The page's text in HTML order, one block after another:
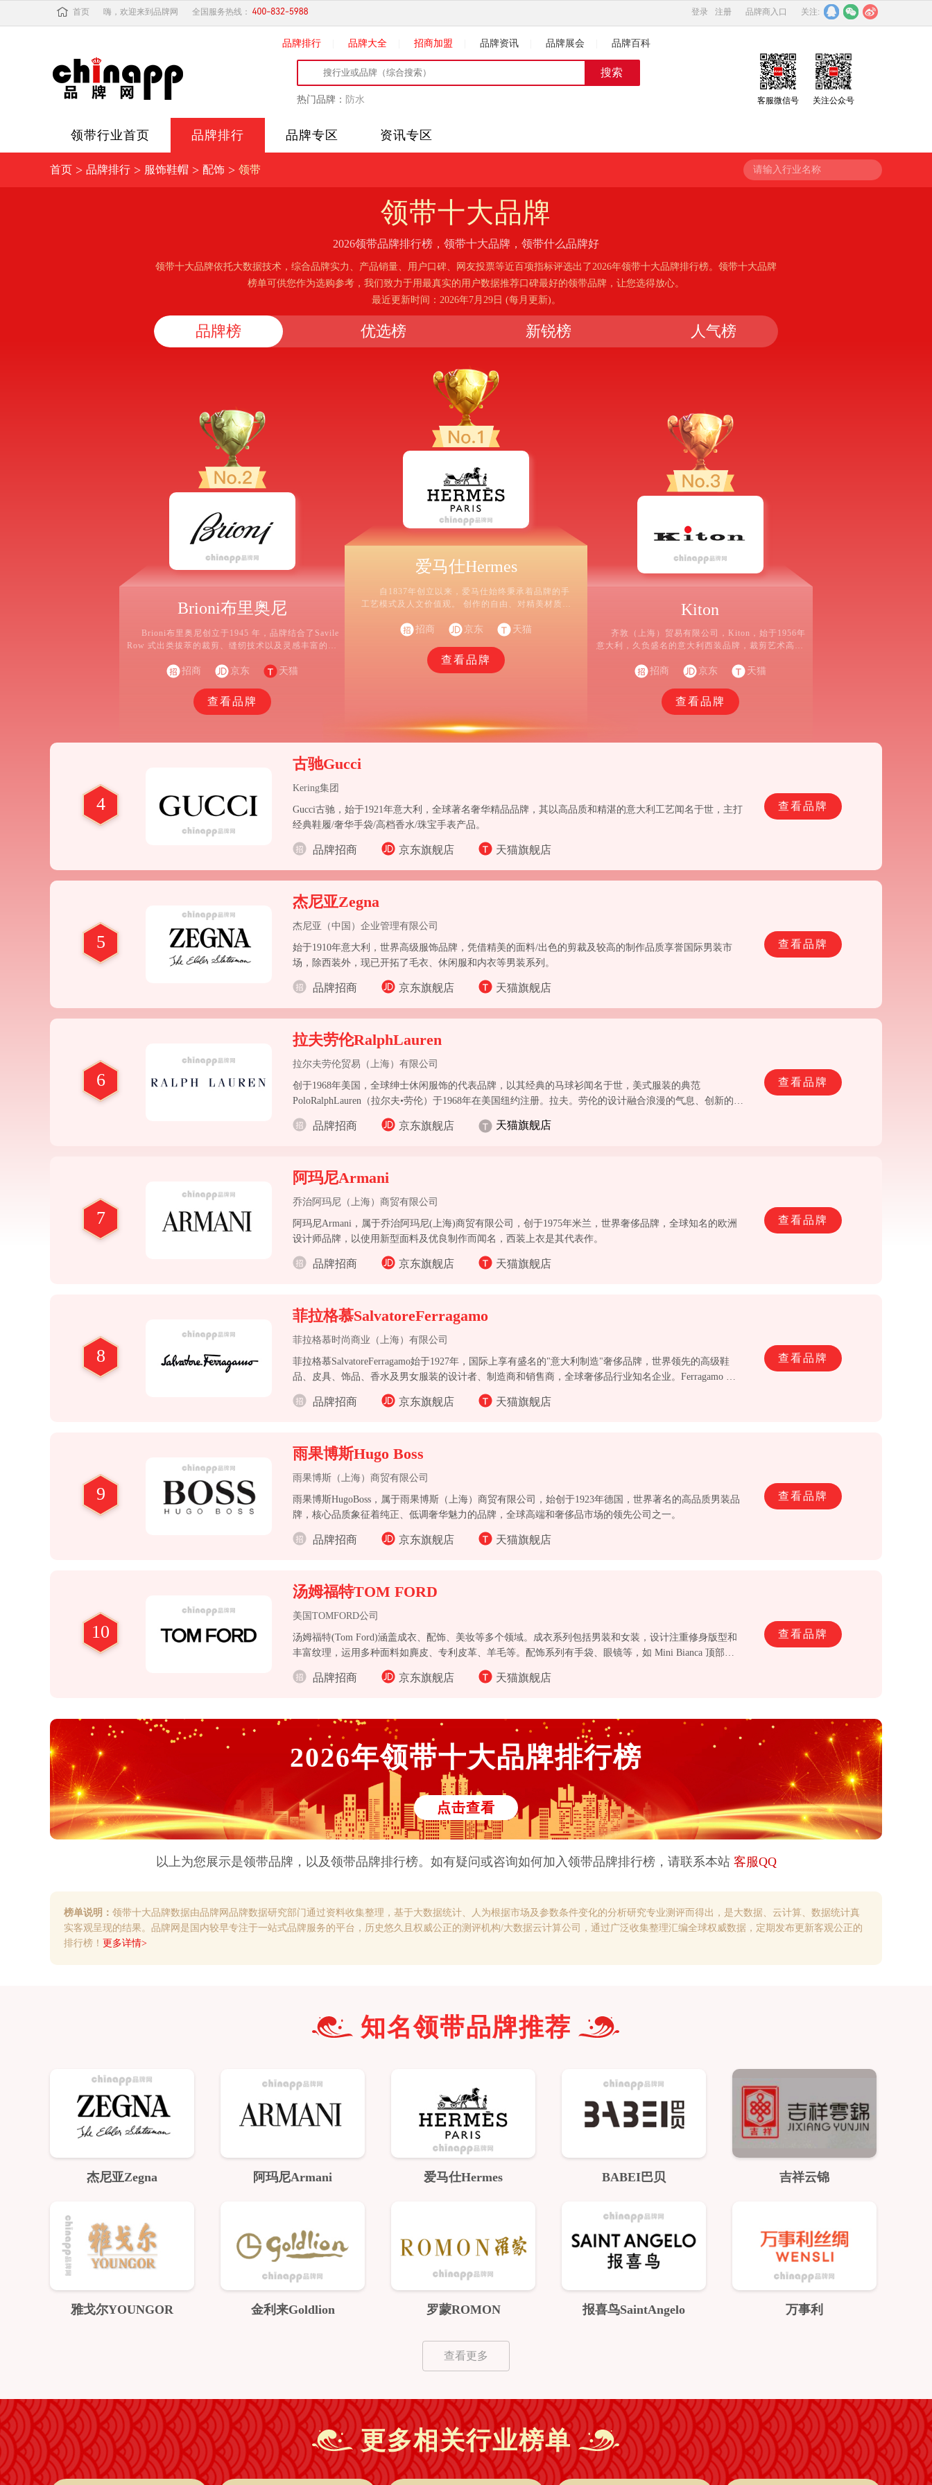
首页 嗨，欢迎来到品牌网 全国服务热线： 登录 注册 品牌商入口 关注:
品牌排行 品牌大全 招商加盟 品牌资讯 品牌展会 品牌百科
热门品牌： 防水 客服微信号 关注公众号
领带行业首页 品牌排行 品牌专区 资讯专区
首页 > 品牌排行 > 服饰鞋帽 > 配饰 > 领带 请输入行业名称
领带十大品牌
2026领带品牌排行榜，领带十大品牌，领带什么品牌好
领带十大品牌依托大数据技术，综合品牌实力、产品销量、用户口碑、网友投票等近百项指标评选出了2026年领带十大品牌排行榜。领带十大品牌
榜单可供您作为选购参考，我们致力于用最真实的用户数据推荐口碑最好的领带品牌，让您选得放心。
最近更新时间：2026年7月29日 (每月更新)。
品牌榜 优选榜 新锐榜 人气榜
Brioni布里奥尼
Brioni布里奥尼创立于1945 年，品牌结合了Savile
Row 式出类拔萃的裁剪、缝纫技术以及灵感丰富的地
的定制，而非一般的量体定制，因为这里除了考量个
种种无以言说的细微需求。在布里奥尼 (Brioni) ，有
5000多种不同的布料可供顾客选择，大量不同款式的
招商 京东 天猫
查看品牌
爱马仕Hermes
自1837年创立以来，爱马仕始终秉承着品牌的手
工艺模式及人文价值观。 创作的自由、对精美材质的
验的物件，也造就爱马仕的品牌特质。
招商 京东 天猫
查看品牌
Kiton
齐敦（上海）贸易有限公司，Kiton，始于1956年
意大利，久负盛名的意大利西装品牌，裁剪艺术高水
招商 京东 天猫
查看品牌
4
古驰Gucci
Kering集团
Gucci古驰，始于1921年意大利，全球著名奢华精品品牌，其以高品质和精湛的意大利工艺闻名于世，主打
经典鞋履/奢华手袋/高档香水/珠宝手表产品。
品牌招商 京东旗舰店 天猫旗舰店
查看品牌
5
杰尼亚Zegna
杰尼亚（中国）企业管理有限公司
始于1910年意大利，世界高级服饰品牌，凭借精美的面料/出色的剪裁及较高的制作品质享誉国际男装市
场，除西装外，现已开拓了毛衣、休闲服和内衣等男装系列。
品牌招商 京东旗舰店 天猫旗舰店
查看品牌
6
拉夫劳伦RalphLauren
拉尔夫劳伦贸易（上海）有限公司
创于1968年美国，全球绅士休闲服饰的代表品牌，以其经典的马球衫闻名于世，美式服装的典范
PoloRalphLauren（拉尔夫•劳伦）于1968年在美国纽约注册。拉夫。劳伦的设计融合浪漫的气息、创新的灵
感、古典的韵味，讲究细节，面料总是给人舒适的感受，款式简洁、流畅，是美国品牌的代表创作，圣大
保罗”已成为了当今绅士休闲服饰的代名词
品牌招商 京东旗舰店 天猫旗舰店
查看品牌
7
阿玛尼Armani
乔治阿玛尼（上海）商贸有限公司
阿玛尼Armani，属于乔治阿玛尼(上海)商贸有限公司，创于1975年米兰，世界奢侈品牌，全球知名的欧洲
设计师品牌，以使用新型面料及优良制作而闻名，西装上衣是其代表作。
品牌招商 京东旗舰店 天猫旗舰店
查看品牌
8
菲拉格慕SalvatoreFerragamo
菲拉格慕时尚商业（上海）有限公司
菲拉格慕SalvatoreFerragamo始于1927年，国际上享有盛名的"意大利制造"奢侈品牌，世界领先的高级鞋
品、皮具、饰品、香水及男女服装的设计者、制造商和销售商，全球奢侈品行业知名企业。Ferragamo 热
衷于为世界各地之明星制作鞋履。Ferragamo的名字一直长流不息，并且往往带领潮流把企业扩展至其他地
区，如于90年代韩国经济低迷的时候，进入了韩国市场；1994年大陆才刚开放，便进入中国；而1997年亚
品牌招商 京东旗舰店 天猫旗舰店
查看品牌
9
雨果博斯Hugo Boss
雨果博斯（上海）商贸有限公司
雨果博斯HugoBoss，属于雨果博斯（上海）商贸有限公司，始创于1923年德国，世界著名的高品质男装品
牌，核心品质象征着纯正、低调奢华魅力的品牌，全球高端和奢侈品市场的领先公司之一。
品牌招商 京东旗舰店 天猫旗舰店
查看品牌
10
汤姆福特TOM FORD
美国TOMFORD公司
汤姆福特(Tom Ford)涵盖成衣、配饰、美妆等多个领域。成衣系列包括男装和女装，设计注重修身版型和
丰富纹理，运用多种面料如麂皮、专利皮革、羊毛等。配饰系列有手袋、眼镜等，如 Mini Bianca 顶部提
手包，采用优质皮革制成，配有金色金属配件。美妆系列包括香水、口红、眼影等，其香水有辛辣、花
香、皮革等多种香味，口红有保湿、超亮唇彩，奢华、持久唇膏等多种类型。
品牌招商 京东旗舰店 天猫旗舰店
查看品牌
2026年领带十大品牌排行榜
点击查看
以上为您展示是领带品牌，以及领带品牌排行榜。如有疑问或咨询如何加入领带品牌排行榜，请联系本站 客服QQ
榜单说明： 领带十大品牌数据由品牌网品牌数据研究部门通过资料收集整理，基于大数据统计、人为根据市场及参数条件变化的分析研究专业测评而得出，是大数据、云计算、数据统计真
实客观呈现的结果。品牌网是国内较早专注于一站式品牌服务的平台，历史悠久且权威公正的测评机构/大数据云计算公司，通过广泛收集整理汇编全球权威数据，定期发布更新客观公正的
排行榜！ 更多详情>
知名领带品牌推荐
杰尼亚Zegna 阿玛尼Armani 爱马仕Hermes BABEI巴贝 吉祥云锦
雅戈尔YOUNGOR 金利来Goldlion 罗蒙ROMON 报喜鸟SaintAngelo 万事利
查看更多
更多相关行业榜单